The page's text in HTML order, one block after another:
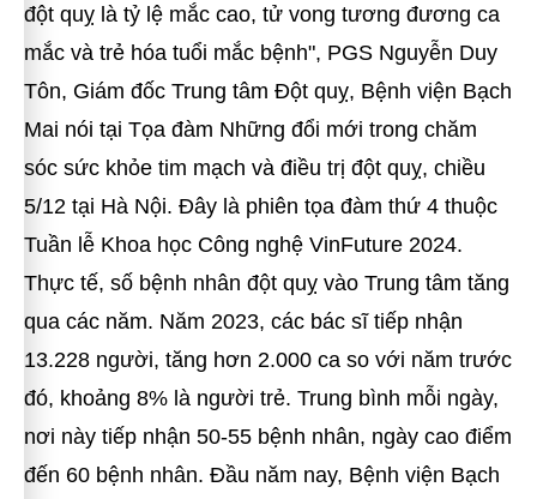
đột quỵ là tỷ lệ mắc cao, tử vong tương đương ca
mắc và trẻ hóa tuổi mắc bệnh", PGS Nguyễn Duy
Tôn, Giám đốc Trung tâm Đột quỵ, Bệnh viện Bạch
Mai nói tại Tọa đàm Những đổi mới trong chăm
sóc sức khỏe tim mạch và điều trị đột quỵ, chiều
5/12 tại Hà Nội. Đây là phiên tọa đàm thứ 4 thuộc
Tuần lễ Khoa học Công nghệ VinFuture 2024.
Thực tế, số bệnh nhân đột quỵ vào Trung tâm tăng
qua các năm. Năm 2023, các bác sĩ tiếp nhận
13.228 người, tăng hơn 2.000 ca so với năm trước
đó, khoảng 8% là người trẻ. Trung bình mỗi ngày,
nơi này tiếp nhận 50-55 bệnh nhân, ngày cao điểm
đến 60 bệnh nhân. Đầu năm nay, Bệnh viện Bạch